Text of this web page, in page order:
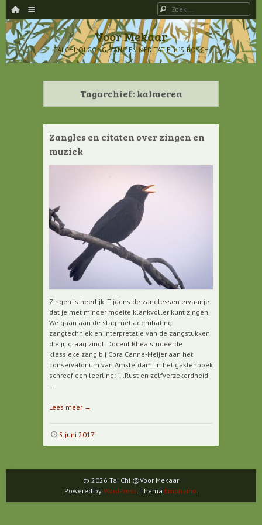
HOME
SPRING NAAR INHOUD
Zoeken
Voor Mekaar
TAI CHI, QI GONG, ZANG EN MEDITATIE in ‘S-BOSCH
Tagarchief: kalmeren
Zangles en citaten over zingen en
muziek
Zingen is heerlijk. Tijdens de zanglessen ervaar je
dat je met minder moeite klankvoller kunt zingen.
We gaan aan de slag met ademhaling,
zangtechniek en interpretatie van de zangstukken
die jij graag zingt. Docent Rhea studeerde
klassieke zang bij Cora Canne-Meijer aan het
conservatorium van Amsterdam. In het gastenboek
schreef een leerling: “…Rust en zelfverzekerdheid
…
Lees meer →
5 juni 2017
© 2026 Tai Chi @Voor Mekaar
Powered by WordPress. Thema Emphaino.